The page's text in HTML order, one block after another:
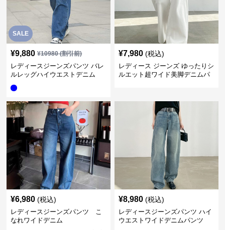
SALE
¥9,880 ¥10980(割引前)
レディースジーンズパンツ バレ
ルレッグハイウエストデニム
¥7,980 (税込)
レディース ジーンズ ゆったりシ
ルエット超ワイド美脚デニムパ
¥6,980 (税込)
レディースジーンズパンツ こ
なれワイドデニム
¥8,980 (税込)
レディースジーンズパンツ ハイ
ウエストワイドデニムパンツ